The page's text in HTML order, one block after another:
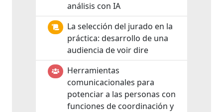
análisis con IA
La selección del jurado en la
práctica: desarrollo de una
audiencia de voir dire
Herramientas
comunicacionales para
potenciar a las personas con
funciones de coordinación y